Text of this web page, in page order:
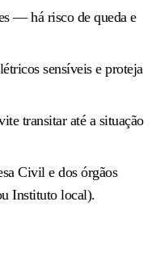
— há risco de queda e
sensíveis e proteja
transitar até a situação
Civil e dos órgãos
Instituto local).